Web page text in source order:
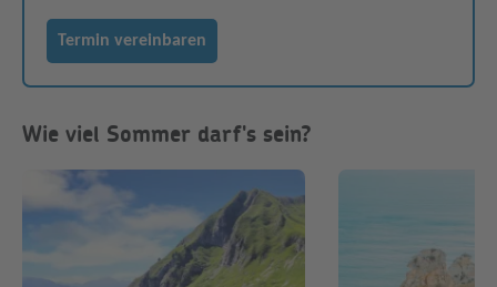
Mo–Fr
10:00–12:30
Sa
10:00–13:00
Termin vereinbaren
Wie viel Sommer darf's sein?